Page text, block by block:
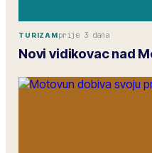
TURIZAMprije 3 dana
Novi vidikovac nad